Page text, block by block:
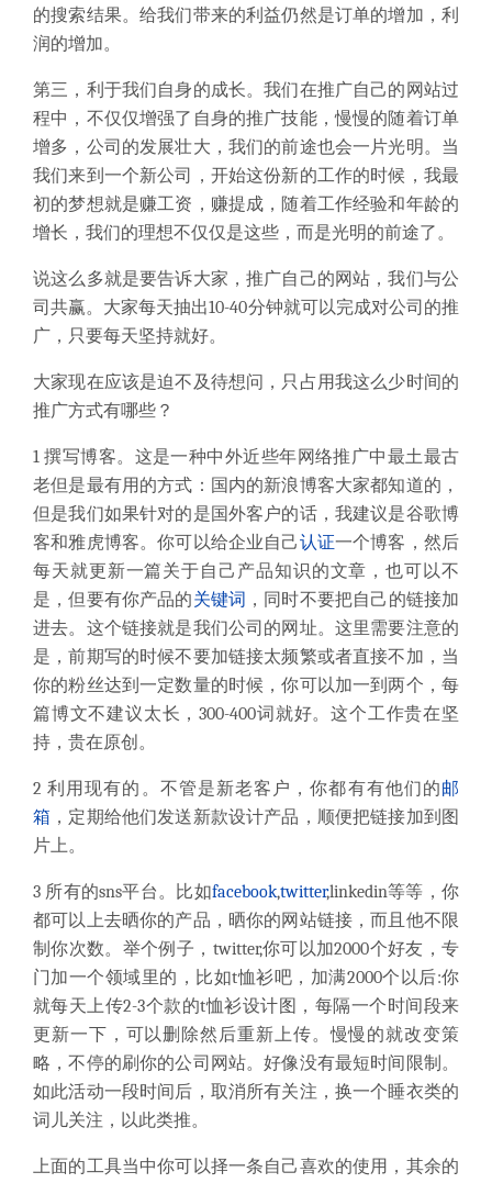
的搜索结果。给我们带来的利益仍然是订单的增加，利
润的增加。
第三，利于我们自身的成长。我们在推广自己的网站过
程中，不仅仅增强了自身的推广技能，慢慢的随着订单
增多，公司的发展壮大，我们的前途也会一片光明。当
我们来到一个新公司，开始这份新的工作的时候，我最
初的梦想就是赚工资，赚提成，随着工作经验和年龄的
增长，我们的理想不仅仅是这些，而是光明的前途了。
说这么多就是要告诉大家，推广自己的网站，我们与公
司共赢。大家每天抽出10-40分钟就可以完成对公司的推
广，只要每天坚持就好。
大家现在应该是迫不及待想问，只占用我这么少时间的
推广方式有哪些？
1撰写博客。这是一种中外近些年网络推广中最土最古
老但是最有用的方式：国内的新浪博客大家都知道的，
但是我们如果针对的是国外客户的话，我建议是谷歌博
客和雅虎博客。你可以给企业自己认证一个博客，然后
每天就更新一篇关于自己产品知识的文章，也可以不
是，但要有你产品的关键词 ，同时不要把自己的链接加
进去。这个链接就是我们公司的网址。这里需要注意的
是，前期写的时候不要加链接太频繁或者直接不加，当
你的粉丝达到一定数量的时候，你可以加一到两个，每
篇博文不建议太长，300-400词就好。这个工作贵在坚
持，贵在原创。
2利用现有的。不管是新老客户，你都有有他们的邮
箱 ，定期给他们发送新款设计产品，顺便把链接加到图
片上。
3 所有的sns平台。比如facebook,twitter,linkedin等等，你
都可以上去晒你的产品，晒你的网站链接，而且他不限
制你次数。举个例子， twitter,你可以加2000个好友，专
门加一个领域里的，比如t恤衫吧，加满2000个以后:你
就每天上传2-3个款的t恤衫设计图，每隔一个时间段来
更新一下，可以删除然后重新上传。慢慢的就改变策
略，不停的刷你的公司网站。好像没有最短时间限制。
如此活动一段时间后，取消所有关注，换一个睡衣类的
词儿关注，以此类推。
上面的工具当中你可以择一条自己喜欢的使用，其余的